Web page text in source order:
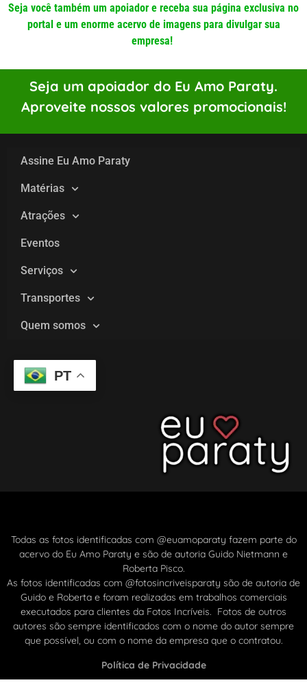
Seja você também um apoiador e receba sua página exclusiva no
portal e um enorme acervo de imagens para divulgar sua
empresa!
Seja um apoiador do Eu Amo Paraty.
Aproveite nossos valores promocionais!
Assine Eu Amo Paraty
Matérias
Atrações
Eventos
Serviços
Transportes
Quem somos
PT
Todas as fotos identificadas com @euamoparaty fazem parte do
acervo do Eu Amo Paraty e são de autoria Guido Nietmann e
Roberta Pisco.
As fotos identificadas com @fotosincriveisparaty são de autoria de
Guido e Roberta e foram realizadas em trabalhos comerciais
executados para clientes da Fotos Incríveis. Fotos de outros
autores são sempre identificados com o nome do autor sempre
que possível, ou com o nome da empresa que o contratou.
Política de Privacidade